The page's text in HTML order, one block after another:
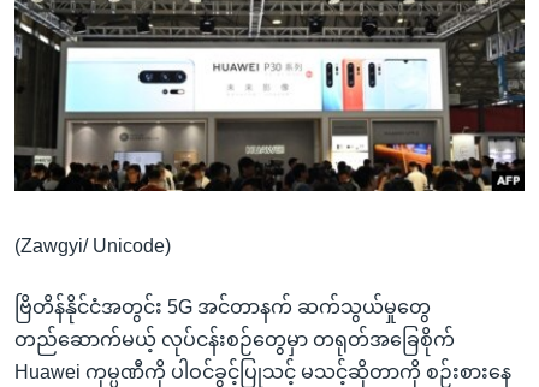
ပင်မ
အ
ညွန်း
စာမျက်နှာ
သို့
ကျော်
ရန်
ရန်
နေရာ
သို့
ရုပ်ရှင်ထဲက အင်္ဂလိပ်စာ
သုတပဒေသာ အင်္ဂလိပ်စာ
တီဗွီ
ရေဒီယို/တီဗွီအစီအစဉ်
Learning English
ဗွီအိုအေ လူမှုကွန်ယက်များ
(Zawgyi/ Unicode)
ဗြိတိန်နိုင်ငံအတွင်း 5G အင်တာနက် ဆက်သွယ်မှုတွေ
တည်ဆောက်မယ့် လုပ်ငန်းစဉ်တွေမှာ တရုတ်အခြေစိုက်
Huawei ကုမ္ပဏီကို ပါဝင်ခွင့်ပြုသင့် မသင့်ဆိုတာကို စဉ်းစားနေ